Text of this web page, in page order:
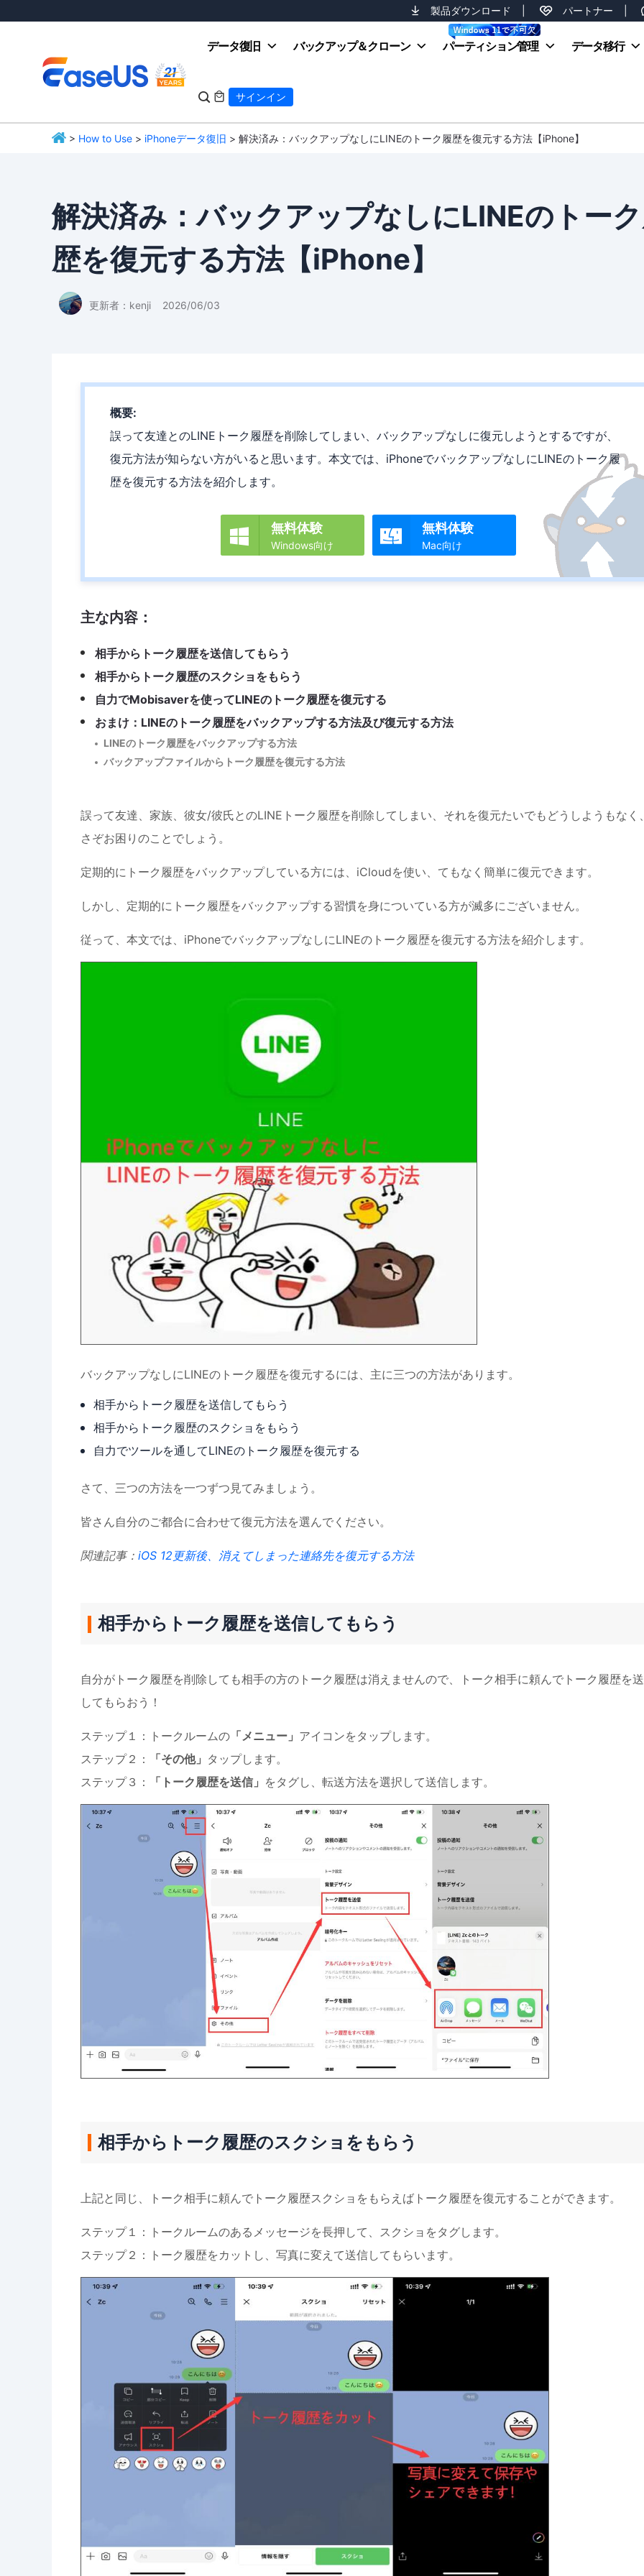
製品ダウンロード パートナー
データ復旧 バックアップ＆クローン パーティション管理 データ移行
  サインイン
> How to Use > iPhoneデータ復旧 > 解決済み：バックアップなしにLINEのトーク履歴を復元する方法【iPhone】
解決済み：バックアップなしにLINEのトー
歴を復元する方法【iPhone】
更新者： kenji 2026/06/03
概要:
誤って友達とのLINEトーク履歴を削除してしまい、バックアップなしに復元しようとするですが、
復元方法が知らない方がいると思います。本文では、iPhoneでバックアップなしにLINEのトーク履
歴を復元する方法を紹介します。
 無料体験
Windows向け

無料体験
Mac向け
主な内容：
相手からトーク履歴を送信してもらう
相手からトーク履歴のスクショをもらう
自力でMobisaverを使ってLINEのトーク履歴を復元する
おまけ：LINEのトーク履歴をバックアップする方法及び復元する方法
LINEのトーク履歴をバックアップする方法
バックアップファイルからトーク履歴を復元する方法
誤って友達、家族、彼女/彼氏とのLINEトーク履歴を削除してしまい、それを復元たいでもどうしようもなく
さぞお困りのことでしょう。
定期的にトーク履歴をバックアップしている方には、iCloudを使い、てもなく簡単に復元できます。
しかし、定期的にトーク履歴をバックアップする習慣を身についている方が滅多にございません。
従って、本文では、iPhoneでバックアップなしにLINEのトーク履歴を復元する方法を紹介します。
バックアップなしにLINEのトーク履歴を復元するには、主に三つの方法があります。
相手からトーク履歴を送信してもらう
相手からトーク履歴のスクショをもらう
自力でツールを通してLINEのトーク履歴を復元する
さて、三つの方法を一つずつ見てみましょう。
皆さん自分のご都合に合わせて復元方法を選んでください。
関連記事： iOS 12更新後、消えてしまった連絡先を復元する方法
相手からトーク履歴を送信してもらう
自分がトーク履歴を削除しても相手の方のトーク履歴は消えませんので、トーク相手に頼んでトーク履歴を
してもらおう！
ステップ１：トークルームの 「メニュー」 アイコンをタップします。
ステップ２：
「その他」 タップします。
ステップ３：
「トーク履歴を送信」 をタグし、転送方法を選択して送信します。
相手からトーク履歴のスクショをもらう
上記と同じ、トーク相手に頼んでトーク履歴スクショをもらえばトーク履歴を復元することができます。
ステップ１：トークルームのあるメッセージを長押して、スクショをタグします。
ステップ２：トーク履歴をカットし、写真に変えて送信してもらいます。